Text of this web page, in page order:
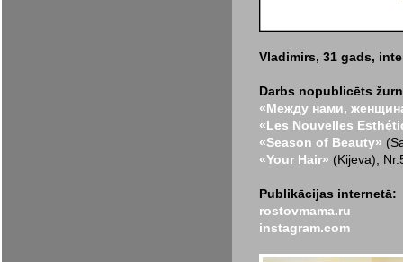
Vladimirs, 31 gads,
Darbs nopublicēts
«Между нами,
«Les Nouvelles
«Season of Beauty»
«Your Hair» (Kijeva),
Publikācijas internetā:
rostovmama.ru
instagram.com